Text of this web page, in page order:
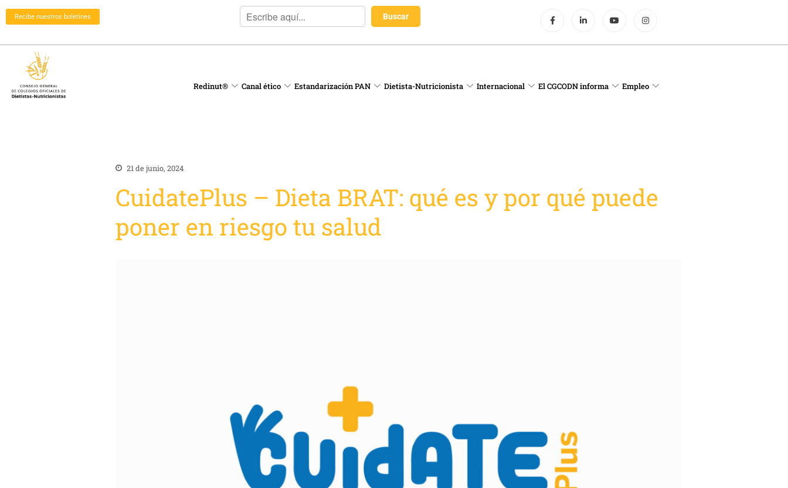
Recibe nuestros boletines
Redinut® Canal ético Estandarización PAN Dietista-Nutricionista Internacional El CGCODN informa Empleo
21 de junio, 2024
CuidatePlus – Dieta BRAT: qué es y por qué puede
poner en riesgo tu salud